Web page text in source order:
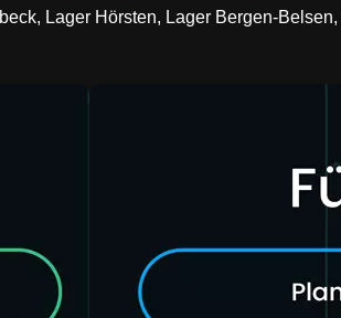
Lager Hörsten, Lager Bergen-